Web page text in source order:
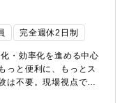
完全週休2日制
・効率化を進める中心
っと便利に、もっとス
は不要。現場視点での